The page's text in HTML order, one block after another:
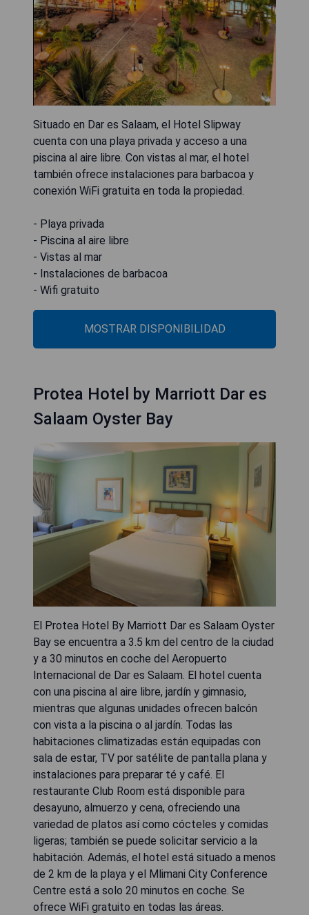
Situado en Dar es Salaam, el Hotel Slipway
cuenta con una playa privada y acceso a una
piscina al aire libre. Con vistas al mar, el hotel
también ofrece instalaciones para barbacoa y
conexión WiFi gratuita en toda la propiedad.
- Playa privada
- Piscina al aire libre
- Vistas al mar
- Instalaciones de barbacoa
- Wifi gratuito
MOSTRAR DISPONIBILIDAD
Protea Hotel by Marriott Dar es
Salaam Oyster Bay
El Protea Hotel By Marriott Dar es Salaam Oyster
Bay se encuentra a 3.5 km del centro de la ciudad
y a 30 minutos en coche del Aeropuerto
Internacional de Dar es Salaam. El hotel cuenta
con una piscina al aire libre, jardín y gimnasio,
mientras que algunas unidades ofrecen balcón
con vista a la piscina o al jardín. Todas las
habitaciones climatizadas están equipadas con
sala de estar, TV por satélite de pantalla plana y
instalaciones para preparar té y café. El
restaurante Club Room está disponible para
desayuno, almuerzo y cena, ofreciendo una
variedad de platos así como cócteles y comidas
ligeras; también se puede solicitar servicio a la
habitación. Además, el hotel está situado a menos
de 2 km de la playa y el Mlimani City Conference
Centre está a solo 20 minutos en coche. Se
ofrece WiFi gratuito en todas las áreas.